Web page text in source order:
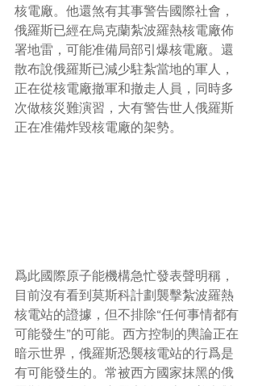
核電廠。他還煞有其事警告國際社會，
俄羅斯已經在烏克蘭紮波羅熱核電廠佈
署地雷，可能准備局部引爆核電廠。還
散布說俄羅斯已減少駐紮當地的軍人，
正在從核電廠撤軍和撤走人員，同時多
次做核災難演習，大有警告世人俄羅斯
正在准備炸毀核電廠的架勢。
爲此國際原子能機構急忙發表聲明稱，
目前沒有看到莫斯科計劃襲擊紮波羅熱
核電站的證據，但不排除“任何事情都有
可能發生”的可能。西方控制的輿論正在
暗示世界，俄羅斯恐襲核電站的行爲是
有可能發生的。常被西方國家抹黑的俄